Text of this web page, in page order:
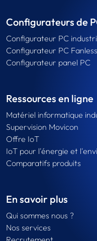
Configurateurs de
Configurateur PC
Configurateur PC Fanless
Configurateur panel PC
Ressources en ligne
Matériel informatique
Supervision Movicon
Offre IoT
IoT pour l'énergie et
Comparatifs produits
En savoir plus
Qui sommes nous ?
Nos services